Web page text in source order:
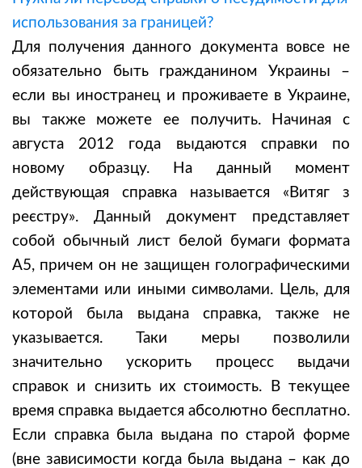
использования за границей?
Для получения данного документа вовсе не
обязательно быть гражданином Украины –
если вы иностранец и проживаете в Украине,
вы также можете ее получить. Начиная с
августа 2012 года выдаются справки по
новому образцу. На данный момент
действующая справка называется «Витяг з
реєстру». Данный документ представляет
собой обычный лист белой бумаги формата
А5, причем он не защищен голографическими
элементами или иными символами. Цель, для
которой была выдана справка, также не
указывается. Таки меры позволили
значительно ускорить процесс выдачи
справок и снизить их стоимость. В текущее
время справка выдается абсолютно бесплатно.
Если справка была выдана по старой форме
(вне зависимости когда была выдана – как до